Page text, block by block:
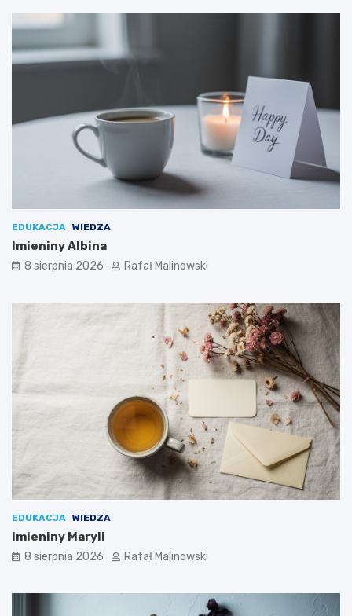
EDUKACJA WIEDZA
Imieniny Albina
8 sierpnia 2026 Rafał Malinowski
EDUKACJA WIEDZA
Imieniny Maryli
8 sierpnia 2026 Rafał Malinowski